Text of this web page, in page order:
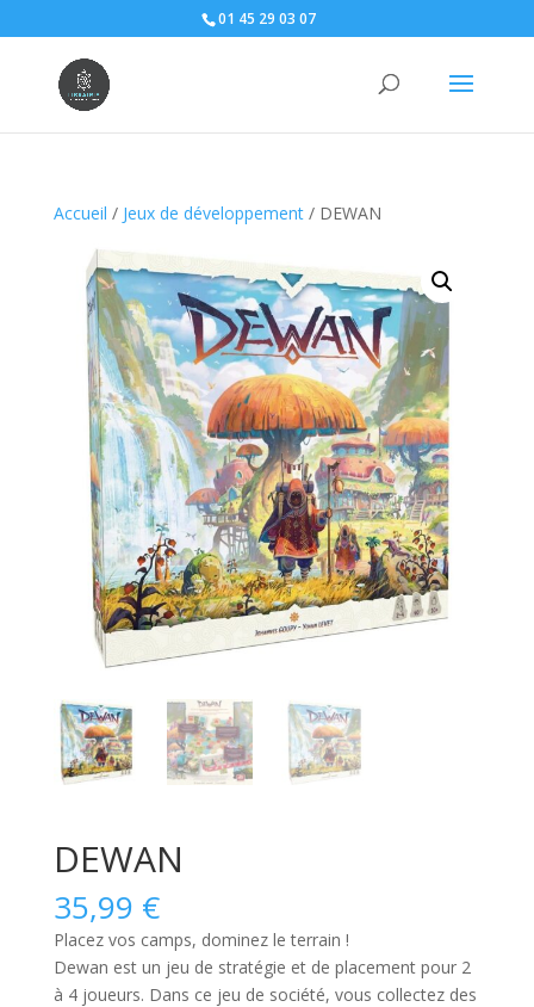
01 45 29 03 07
Accueil / Jeux de développement/ DEWAN
DEWAN
35,99 €
Placez vos camps, dominez le terrain !
Dewan est un jeu de stratégie et de placement pour 2
à 4 joueurs. Dans ce jeu de société, vous collectez des